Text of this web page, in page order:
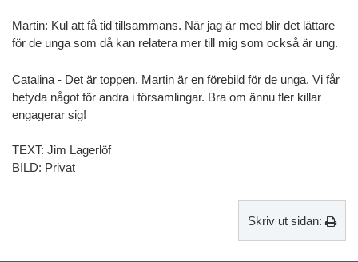
Martin: Kul att få tid tillsammans. När jag är med blir det lättare
för de unga som då kan relatera mer till mig som också är ung.
Catalina - Det är toppen. Martin är en förebild för de unga. Vi får
betyda något för andra i församlingar. Bra om ännu fler killar
engagerar sig!
TEXT: Jim Lagerlöf
BILD: Privat
Skriv ut sidan: